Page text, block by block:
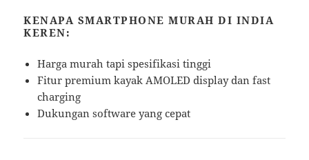
KENAPA SMARTPHONE MURAH DI INDIA
KEREN:
Harga murah tapi spesifikasi tinggi
Fitur premium kayak AMOLED display dan fast
charging
Dukungan software yang cepat